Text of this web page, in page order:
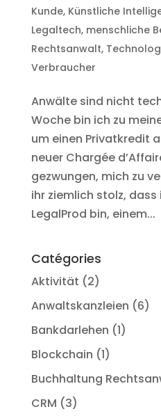
Kunde, Künstliche
Legaltech, menschliche
Rechtsanwalt,
Verbraucher
Anwälte sind nicht
Woche bin ich zu
um einen Privatkredit
neuer Chargée
gezwungen, mich zu
ihr ziemlich stolz, dass
LegalProd bin, einem...
Catégories
Aktivität (2)
Anwaltskanzleien (6)
Bankdarlehen (1)
Blockchain (1)
Buchhaltung
CRM (3)